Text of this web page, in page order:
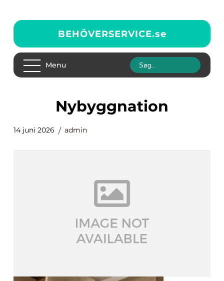
BEHÖVERSERVICE.se
Menu
Nybyggnation
14 juni 2026 admin